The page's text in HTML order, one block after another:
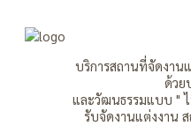
บริการสถานที่จัดงาน
ด้วย
และวัฒนธรรมแบบ "
รับจัดงานแต่งงาน